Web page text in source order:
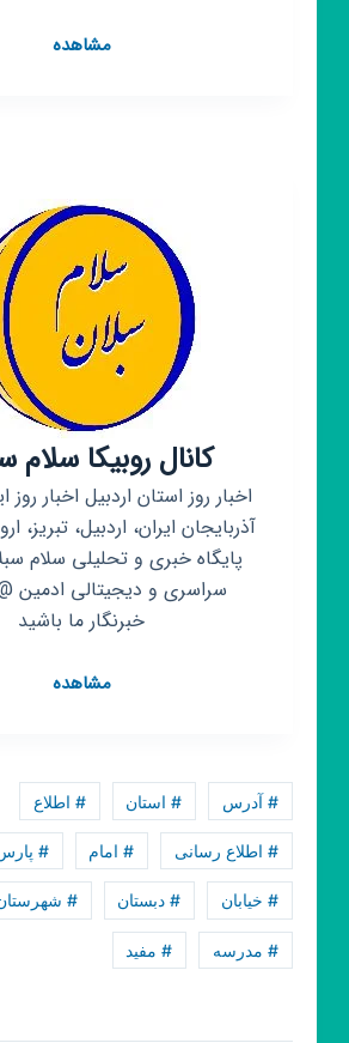
مشاهدهکانال
کانال روبیکا سلام
اخبار روز استان اردبیل اخبار
آذربایجان ایران، اردبیل، تبریز،
پایگاه خبری و تحلیلی سلام
خبرنگار ما باشید
مشاهدهکانال
# آدرس # استان # اطلاع
# اطلاع رسانی # امام #
# خیابان # دبستان #
# مدرسه # مفید